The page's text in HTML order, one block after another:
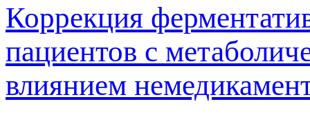
Коррекция
пациентов с
влиянием